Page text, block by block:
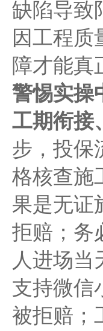
缺陷导致
因工程质
障才能真
警惕实操
工期衔接
步，投保
格核查
果是无证
拒赔；务
人进场当
支持微信
被拒赔；